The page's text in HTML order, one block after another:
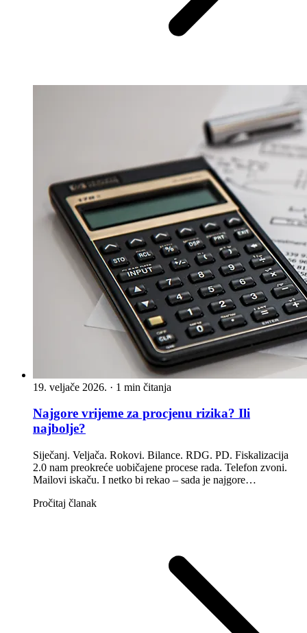
19. veljače 2026. · 1 min čitanja
Najgore vrijeme za procjenu rizika? Ili
najbolje?
Siječanj. Veljača. Rokovi. Bilance. RDG. PD. Fiskalizacija
2.0 nam preokreće uobičajene procese rada. Telefon zvoni.
Mailovi iskaču. I netko bi rekao – sada je najgore…
Pročitaj članak